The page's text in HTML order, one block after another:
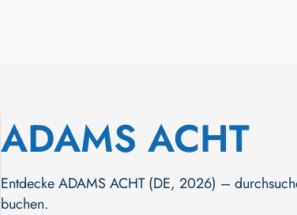
ADAMS ACHT
Entdecke ADAMS ACHT (DE, 2026) –
buchen.